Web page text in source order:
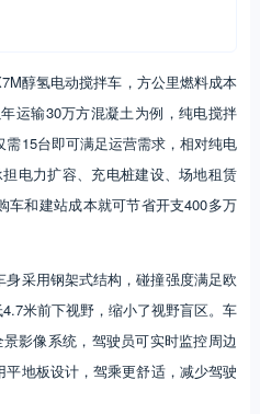
醇氢电动搅拌车，方公里燃料成本
运输30万方混凝土为例，纯电搅拌
15台即可满足运营需求，相对纯电
电力扩容、充电桩建设、场地租赁
车和建站成本就可节省开支400多万
身采用钢架式结构，碰撞强度满足欧
米前下视野，缩小了视野盲区。车
影像系统，驾驶员可实时监控周边
地板设计，驾乘更舒适，减少驾驶